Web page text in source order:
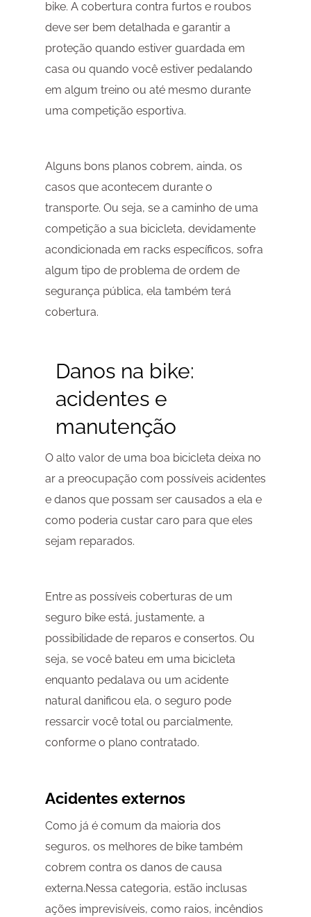
bike. A cobertura contra furtos e roubos
deve ser bem detalhada e garantir a
proteção quando estiver guardada em
casa ou quando você estiver pedalando
em algum treino ou até mesmo durante
uma competição esportiva.
Alguns bons planos cobrem, ainda, os
casos que acontecem durante o
transporte. Ou seja, se a caminho de uma
competição a sua bicicleta, devidamente
acondicionada em racks específicos, sofra
algum tipo de problema de ordem de
segurança pública, ela também terá
cobertura.
Danos na bike:
acidentes e
manutenção
O alto valor de uma boa bicicleta deixa no
ar a preocupação com possíveis acidentes
e danos que possam ser causados a ela e
como poderia custar caro para que eles
sejam reparados.
Entre as possíveis coberturas de um
seguro bike está, justamente, a
possibilidade de reparos e consertos. Ou
seja, se você bateu em uma bicicleta
enquanto pedalava ou um acidente
natural danificou ela, o seguro pode
ressarcir você total ou parcialmente,
conforme o plano contratado.
Acidentes externos
Como já é comum da maioria dos
seguros, os melhores de bike também
cobrem contra os danos de causa
externa.Nessa categoria, estão inclusas
ações imprevisíveis, como raios, incêndios